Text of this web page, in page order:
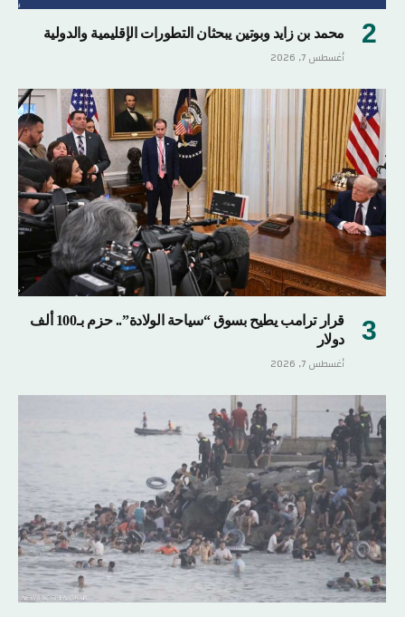
محمد بن زايد وبوتين يبحثان التطورات الإقليمية والدولية
أغسطس 7, 2026
قرار ترامب يطيح بسوق “سياحة الولادة”.. حزم بـ100 ألف
دولار
أغسطس 7, 2026